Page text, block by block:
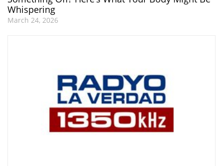
Whispering
March 24, 2026